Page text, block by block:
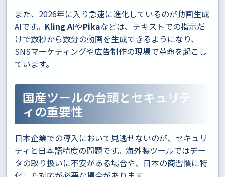
また、2026年に入り急速に進化しているのが動画生成
AIです。 Kling AIやPikaなどは、テキストでの指示だ
けで数秒から数分の動画を生成できるようになり、
SNSマーケティングや広告制作の現場で革命を起こし
ています。
国産ツールの台頭とセキュリテ
ィの重要性
日本企業での導入において見逃せないのが、セキュリ
ティと日本語精度の問題です。海外製ツールではデー
タの取り扱いに不安がある場合や、日本の商習慣に特